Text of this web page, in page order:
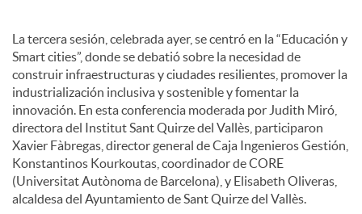
La tercera sesión, celebrada ayer, se centró en la “Educación y
Smart cities”, donde se debatió sobre la necesidad de
construir infraestructuras y ciudades resilientes, promover la
industrialización inclusiva y sostenible y fomentar la
innovación. En esta conferencia moderada por Judith Miró,
directora del Institut Sant Quirze del Vallès, participaron
Xavier Fàbregas, director general de Caja Ingenieros Gestión,
Konstantinos Kourkoutas, coordinador de CORE
(Universitat Autònoma de Barcelona), y Elisabeth Oliveras,
alcaldesa del Ayuntamiento de Sant Quirze del Vallès.